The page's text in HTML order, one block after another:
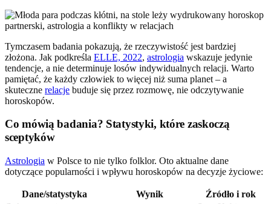
Tymczasem badania pokazują, że rzeczywistość jest bardziej
złożona. Jak podkreśla ELLE, 2022, astrologia wskazuje jedynie
tendencje, a nie determinuje losów indywidualnych relacji. Warto
pamiętać, że każdy człowiek to więcej niż suma planet – a
skuteczne relacje buduje się przez rozmowę, nie odczytywanie
horoskopów.
Co mówią badania? Statystyki, które zaskoczą
sceptyków
Astrologia w Polsce to nie tylko folklor. Oto aktualne dane
dotyczące popularności i wpływu horoskopów na decyzje życiowe:
Dane/statystyka Wynik
Źródło i rok